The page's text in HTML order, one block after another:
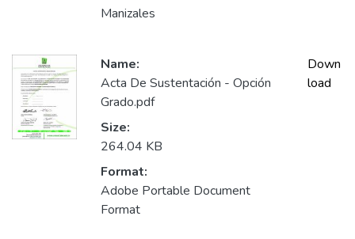
Manizales
Name:
Acta De Sustentación - Opción
Grado.pdf
Size:
264.04 KB
Format:
Adobe Portable Document
Format
Down
load